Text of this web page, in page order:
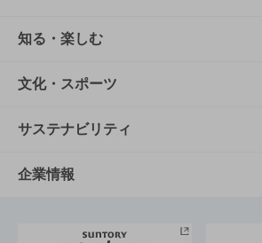
商品TOP
商品一覧
商品発売情報
栄養成分一覧
知る・楽しむ
知る・楽しむTOP
キャンペーン
工場見学
文化・スポーツ
文化・スポーツTOP
サントリーホール
サステナビリティ
サステナビリティTOP
企業情報